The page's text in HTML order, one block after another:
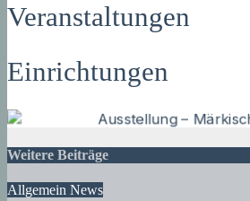
Veranstaltungen
Einrichtungen
Weitere Beiträge
Allgemein News